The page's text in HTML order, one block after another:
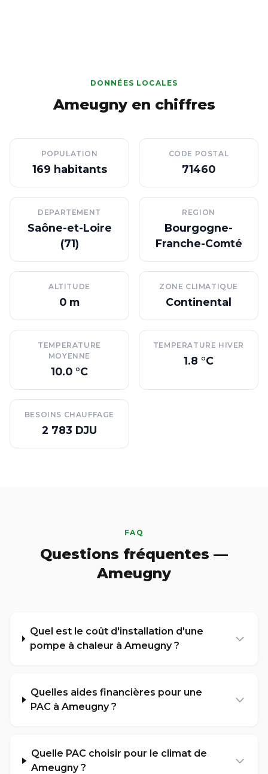
DONNÉES LOCALES
Ameugny en chiffres
POPULATION
169 habitants
CODE POSTAL
71460
DEPARTEMENT
Saône-et-Loire
(71)
REGION
Bourgogne-
Franche-Comté
ALTITUDE
0 m
ZONE CLIMATIQUE
Continental
TEMPERATURE
MOYENNE
10.0 °C
TEMPERATURE HIVER
1.8 °C
BESOINS CHAUFFAGE
2 783 DJU
FAQ
Questions fréquentes —
Ameugny
Quel est le coût d'installation d'une
pompe à chaleur à Ameugny ?
Quelles aides financières pour une
PAC à Ameugny ?
Quelle PAC choisir pour le climat de
Ameugny ?